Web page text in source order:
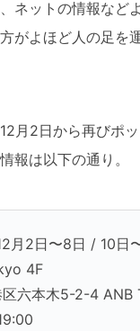
ネットの情報など
がよほど人の足を
月2日から再びポ
報は以下の通り。
月2日〜8日 / 10日
4F
区六本木5-2-4 ANB